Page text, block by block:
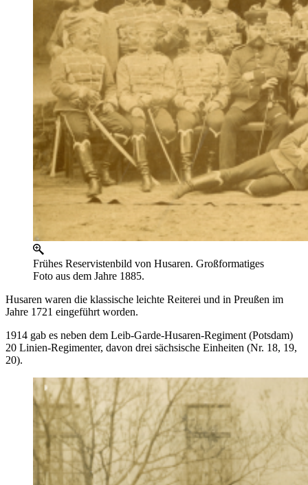
Frühes Reservistenbild von Husaren. Großformatiges
Foto aus dem Jahre 1885.
Husaren waren die klassische leichte Reiterei und in Preußen im
Jahre 1721 eingeführt worden.
1914 gab es neben dem Leib-Garde-Husaren-Regiment (Potsdam)
20 Linien-Regimenter, davon drei sächsische Einheiten (Nr. 18, 19,
20).